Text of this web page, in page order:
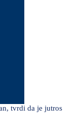
tvrdi da je jutros